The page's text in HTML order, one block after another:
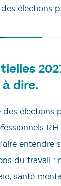
élections
dire.
des élections
entendre
du travail :
santé